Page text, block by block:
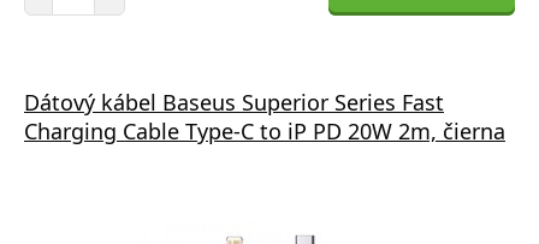
Dátový kábel Baseus Superior Series Fast
Charging Cable Type-C to iP PD 20W 2m, čierna